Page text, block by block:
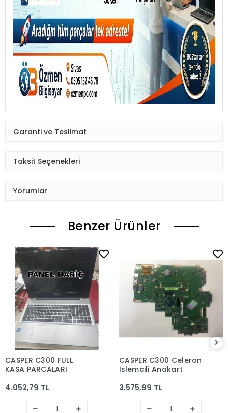
Garanti ve Teslimat
Taksit Seçenekleri
Yorumlar
Benzer Ürünler
CASPER C300 FULL
KASA PARCALARI
4.052,79 TL
CASPER C300 Celeron
İşlemcili Anakart
3.575,99 TL